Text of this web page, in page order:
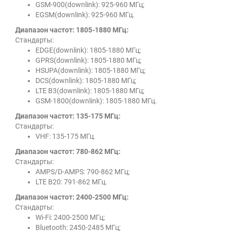
GSM-900(downlink): 925-960 МГц;
EGSM(downlink): 925-960 МГц.
Диапазон частот: 1805-1880 МГц:
Стандарты:
EDGE(downlink): 1805-1880 МГц;
GPRS(downlink): 1805-1880 МГц;
HSUPA(downlink): 1805-1880 МГц;
DCS(downlink): 1805-1880 МГц;
LTE B3(downlink): 1805-1880 МГц;
GSM-1800(downlink): 1805-1880 МГц.
Диапазон частот: 135-175 МГц:
Стандарты:
VHF: 135-175 МГц.
Диапазон частот: 780-862 МГц:
Стандарты:
AMPS/D-AMPS: 790-862 МГц;
LTE B20: 791-862 МГц.
Диапазон частот: 2400-2500 МГц:
Стандарты:
Wi-Fi: 2400-2500 МГц;
Bluetooth: 2450-2485 МГц;